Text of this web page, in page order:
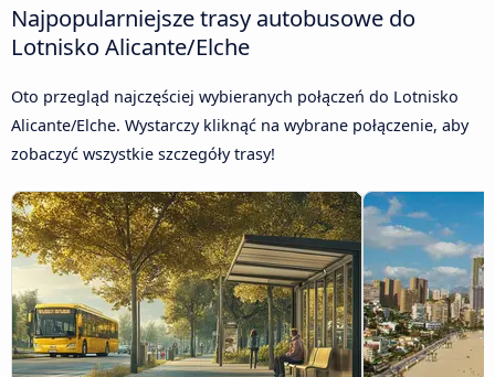
Najpopularniejsze trasy autobusowe do
Lotnisko Alicante/Elche
Oto przegląd najczęściej wybieranych połączeń do Lotnisko
Alicante/Elche. Wystarczy kliknąć na wybrane połączenie, aby
zobaczyć wszystkie szczegóły trasy!